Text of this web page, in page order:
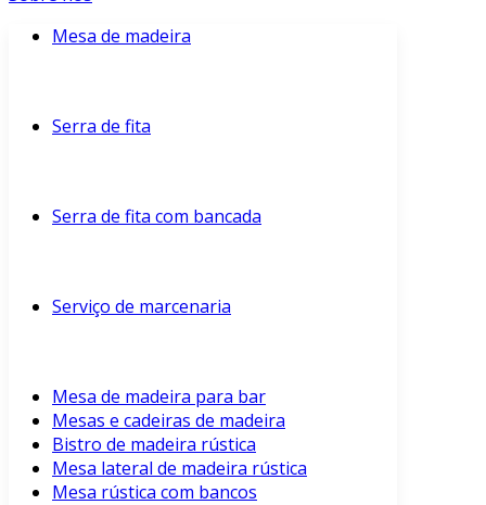
Mesa de madeira
Serra de fita
Serra de fita com bancada
Serviço de marcenaria
Mesa de madeira para bar
Mesas e cadeiras de madeira
Bistro de madeira rústica
Mesa lateral de madeira rústica
Mesa rústica com bancos